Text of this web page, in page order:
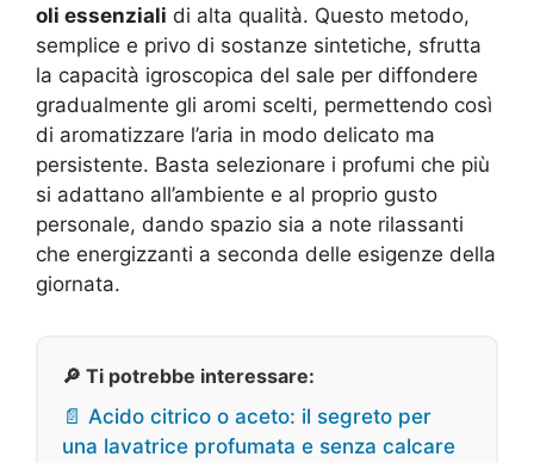
oli essenziali di alta qualità. Questo metodo,
semplice e privo di sostanze sintetiche, sfrutta
la capacità igroscopica del sale per diffondere
gradualmente gli aromi scelti, permettendo così
di aromatizzare l’aria in modo delicato ma
persistente. Basta selezionare i profumi che più
si adattano all’ambiente e al proprio gusto
personale, dando spazio sia a note rilassanti
che energizzanti a seconda delle esigenze della
giornata.
🔎 Ti potrebbe interessare:
📄 Acido citrico o aceto: il segreto per
una lavatrice profumata e senza calcare